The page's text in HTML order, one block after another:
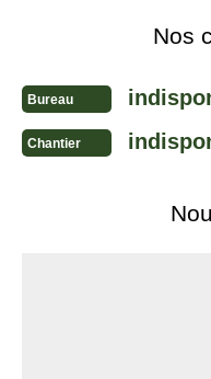
Nos
Bureau
Chantier